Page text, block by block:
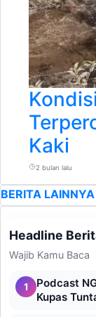
Kaki
2 bulan lalu
BERITA LAINNYA
Headline
Wajib Kamu Baca
1
Podcast
Kupas